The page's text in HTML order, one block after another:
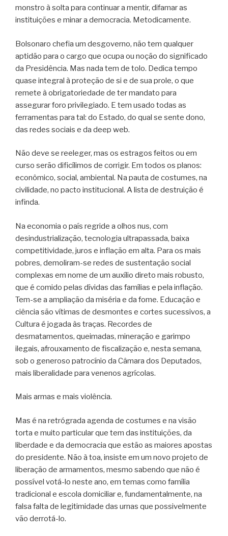
monstro à solta para continuar a mentir, difamar as
instituições e minar a democracia. Metodicamente.
Bolsonaro chefia um desgoverno, não tem qualquer
aptidão para o cargo que ocupa ou noção do significado
da Presidência. Mas nada tem de tolo. Dedica tempo
quase integral à proteção de si e de sua prole, o que
remete à obrigatoriedade de ter mandato para
assegurar foro privilegiado. E tem usado todas as
ferramentas para tal: do Estado, do qual se sente dono,
das redes sociais e da deep web.
Não deve se reeleger, mas os estragos feitos ou em
curso serão dificílimos de corrigir. Em todos os planos:
econômico, social, ambiental. Na pauta de costumes, na
civilidade, no pacto institucional. A lista de destruição é
infinda.
Na economia o país regride a olhos nus, com
desindustrialização, tecnologia ultrapassada, baixa
competitividade, juros e inflação em alta. Para os mais
pobres, demoliram-se redes de sustentação social
complexas em nome de um auxílio direto mais robusto,
que é comido pelas dívidas das famílias e pela inflação.
Tem-se a ampliação da miséria e da fome. Educação e
ciência são vítimas de desmontes e cortes sucessivos, a
Cultura é jogada às traças. Recordes de
desmatamentos, queimadas, mineração e garimpo
ilegais, afrouxamento de fiscalização e, nesta semana,
sob o generoso patrocínio da Câmara dos Deputados,
mais liberalidade para venenos agrícolas.
Mais armas e mais violência.
Mas é na retrógrada agenda de costumes e na visão
torta e muito particular que tem das instituições, da
liberdade e da democracia que estão as maiores apostas
do presidente. Não à toa, insiste em um novo projeto de
liberação de armamentos, mesmo sabendo que não é
possível votá-lo neste ano, em temas como família
tradicional e escola domiciliar e, fundamentalmente, na
falsa falta de legitimidade das urnas que possivelmente
vão derrotá-lo.